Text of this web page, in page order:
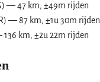
— 47 km, ±49m rijden
— 87 km, ±1u 30m rijden
136 km, ±2u 22m rijden